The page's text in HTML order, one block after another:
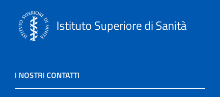
Istituto Superiore di Sanità
I NOSTRI CONTATTI